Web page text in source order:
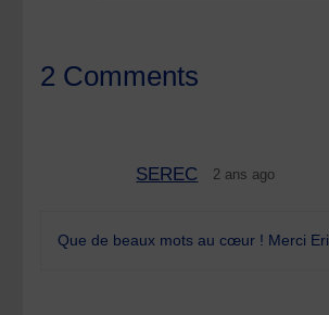
2 Comments
SEREC 2 ans ago
Que de beaux mots au cœur ! Merci